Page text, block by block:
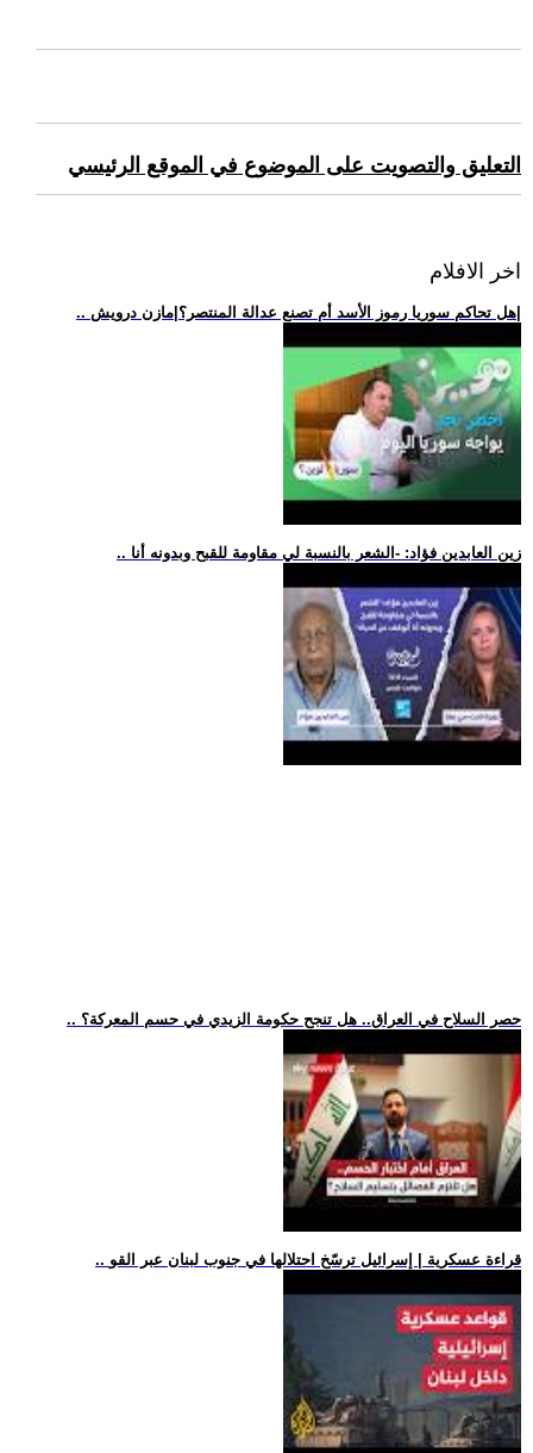
التعليق والتصويت على الموضوع في الموقع الرئيسي
اخر الافلام
.. زين العابدين فؤاد: -الشعر بالنسبة لي مقاومة للقبح وبدونه أنا
.. حصر السلاح في العراق.. هل تنجح حكومة الزيدي في حسم المعركة؟
.. قراءة عسكرية | إسرائيل ترسّخ احتلالها في جنوب لبنان عبر القو